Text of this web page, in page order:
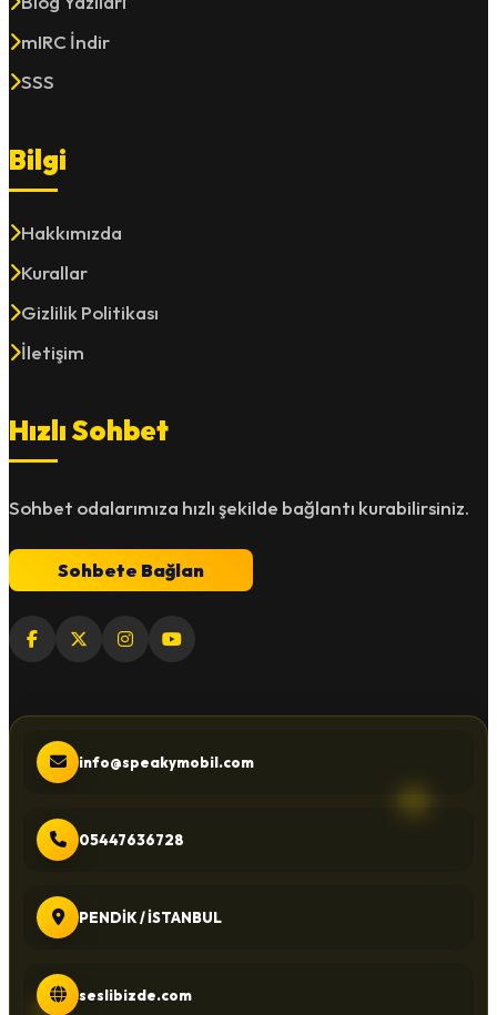
mIRC İndir
SSS
Bilgi
Hakkımızda
Kurallar
Gizlilik Politikası
İletişim
Hızlı Sohbet
Sohbet odalarımıza hızlı şekilde bağlantı kurabilirsiniz.
Sohbete Bağlan
info@speakymobil.com
05447636728
PENDİK / İSTANBUL
seslibizde.com